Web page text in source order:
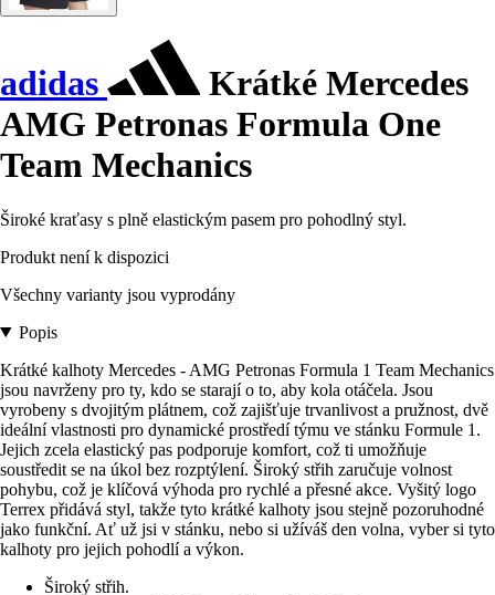
adidas
Krátké Mercedes
AMG Petronas Formula One
Team Mechanics
Široké kraťasy s plně elastickým pasem pro pohodlný styl.
Produkt není k dispozici
Všechny varianty jsou vyprodány
Popis
Krátké kalhoty Mercedes - AMG Petronas Formula 1 Team Mechanics
jsou navrženy pro ty, kdo se starají o to, aby kola otáčela. Jsou
vyrobeny s dvojitým plátnem, což zajišťuje trvanlivost a pružnost, dvě
ideální vlastnosti pro dynamické prostředí týmu ve stánku Formule 1.
Jejich zcela elastický pas podporuje komfort, což ti umožňuje
soustředit se na úkol bez rozptýlení. Široký střih zaručuje volnost
pohybu, což je klíčová výhoda pro rychlé a přesné akce. Vyšitý logo
Terrex přidává styl, takže tyto krátké kalhoty jsou stejně pozoruhodné
jako funkční. Ať už jsi v stánku, nebo si užíváš den volna, vyber si tyto
kalhoty pro jejich pohodlí a výkon.
Široký střih.